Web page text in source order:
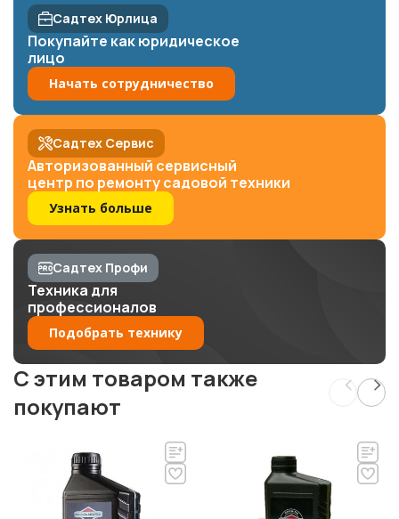
Садтех Юрлица
Покупайте как юридическое
лицо
Начать сотрудничество
Садтех Сервис
Авторизованный сервисный
центр по ремонту садовой техники
Узнать больше
Садтех Профи
Техника для
профессионалов
Подобрать технику
C этим товаром также
покупают